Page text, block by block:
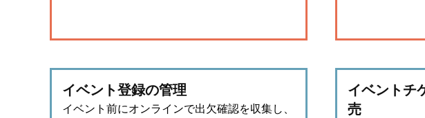
イベント登録の管理
イベント前にオンラインで出欠確認を収集し、
イベントチ
売